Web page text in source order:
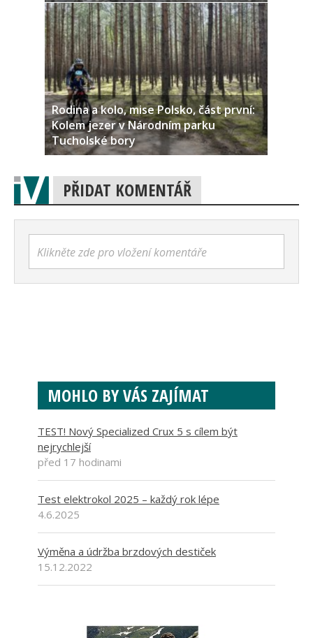
Rodina a kolo, mise Polsko, část první:
Kolem jezer v Národním parku
Tucholské bory
PŘIDAT KOMENTÁŘ
Klikněte zde pro vložení komentáře
MOHLO BY VÁS ZAJÍMAT
TEST! Nový Specialized Crux 5 s cílem být
nejrychlejší
před 17 hodinami
Test elektrokol 2025 – každý rok lépe
4.6.2025
Výměna a údržba brzdových destiček
15.12.2022